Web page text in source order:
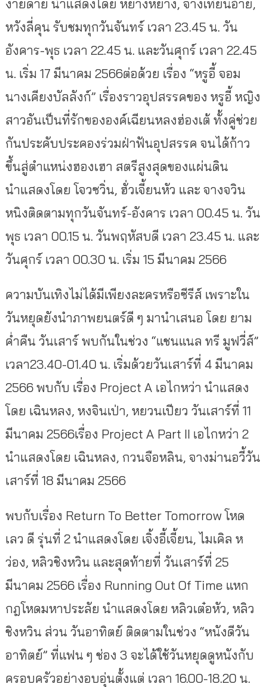
ง่ายดาย นำแสดงโดย หยางหยาง, จางเทียนอ้าย,
หวังลี่คุน รับชมทุกวันจันทร์ เวลา 23.45 น. วัน
อังคาร-พุธ เวลา 22.45 น. และวันศุกร์ เวลา 22.45
น. เริ่ม 17 มีนาคม 2566ต่อด้วย เรื่อง “หรูอี้ จอม
นางเคียงบัลลังก์” เรื่องราวอุปสรรคของ หรูอี้ หญิง
สาวอันเป็นที่รักขององค์เฉียนหลงฮ่องเต้ ทั้งคู่ช่วย
กันประคับประคองร่วมฝ่าฟันอุปสรรค จนได้ก้าว
ขึ้นสู่ตำแหน่งฮองเฮา สตรีสูงสุดของแผ่นดิน
นำแสดงโดย โจวซวิ่น, ฮั่วเจี้ยนหัว และ จางจวิน
หนิงติดตามทุกวันจันทร์-อังคาร เวลา 00.45 น. วัน
พุธ เวลา 00.15 น. วันพฤหัสบดี เวลา 23.45 น. และ
วันศุกร์ เวลา 00.30 น. เริ่ม 15 มีนาคม 2566
ความบันเทิงไม่ได้มีเพียงละครหรือซีรีส์ เพราะใน
วันหยุดยังนำภาพยนตร์ดี ๆ มานำเสนอ โดย ยาม
ค่ำคืน วันเสาร์ พบกันในช่วง “แชนแนล ทรี มูฟวี่ส์”
เวลา23.40-01.40 น. เริ่มด้วยวันเสาร์ที่ 4 มีนาคม
2566 พบกับ เรื่อง Project A เอไกหว่า นำแสดง
โดย เฉินหลง, หงจินเป่า, หยวนเปียว วันเสาร์ที่ 11
มีนาคม 2566เรื่อง Project A Part II เอไกหว่า 2
นำแสดงโดย เฉินหลง, กวนจือหลิน, จางม่านอวี้วัน
เสาร์ที่ 18 มีนาคม 2566
พบกับเรื่อง Return To Better Tomorrow โหด
เลว ดี รุ่นที่ 2 นำแสดงโดย เจิ้งอี้เจี้ยน, ไมเคิล ห
ว่อง, หลิวชิงหวิน และสุดท้ายที่ วันเสาร์ที่ 25
มีนาคม 2566 เรื่อง Running Out Of Time แหก
กฎโหดมหาประลัย นำแสดงโดย หลิวเต๋อหัว, หลิว
ชิงหวิน ส่วน วันอาทิตย์ ติดตามในช่วง “หนังดีวัน
อาทิตย์” ที่แฟน ๆ ช่อง 3 จะได้ใช้วันหยุดดูหนังกับ
ครอบครัวอย่างอบอุ่นตั้งแต่ เวลา 16.00-18.20 น.